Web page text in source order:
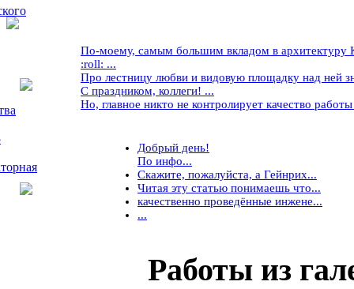
По-моему, самым большим вкладом в архитектуру
:roll: ...
Про лестницу любви и видовую площадку над ней
С праздником, коллеги! ...
Но, главное никто не контролирует качество
Добрый день!
По инфо...
Скажите, пожалуйста, а Гейнрих...
Читая эту статью понимаешь что...
качественно проведённые инжене...
...
Работыиз